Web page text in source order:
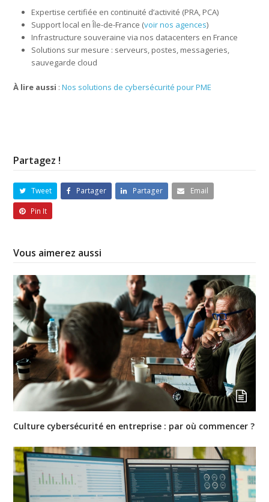
Expertise certifiée en continuité d’activité (PRA, PCA)
Support local en Île-de-France (voir nos agences)
Infrastructure souveraine via nos datacenters en France
Solutions sur mesure : serveurs, postes, messageries,
sauvegarde cloud
À lire aussi :Nos solutions de cybersécurité pour PME
Partagez !
Tweet Partager Partager
Email
Pin It
Vous aimerez aussi
Culture cybersécurité en entreprise : par où commencer ?